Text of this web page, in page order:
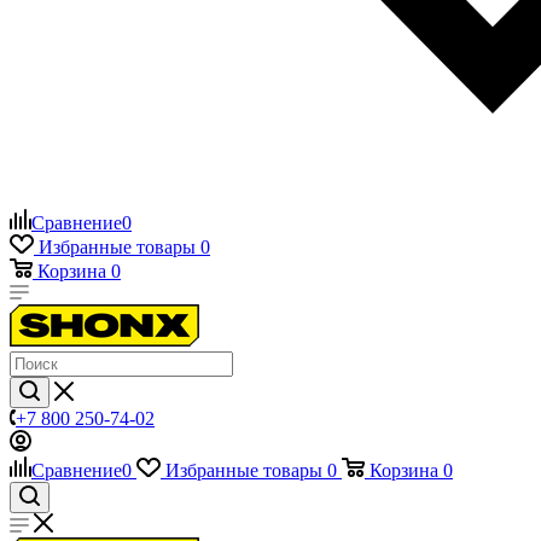
Сравнение0
Избранные товары 0
Корзина 0
+7 800 250-74-02
Сравнение0 Избранные товары 0 Корзина 0